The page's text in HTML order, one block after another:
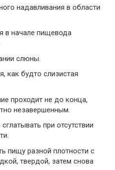
надавливания в области
в начале пищевода
слюны.
как будто слизистая
проходит не до конца,
незавершенным.
при отсутствии
пищу разной плотности с
твердой, затем снова